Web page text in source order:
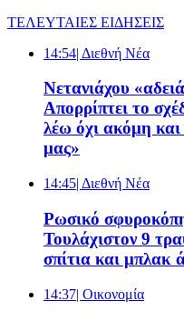
ΤΕΛΕΥΤΑΙΕΣ ΕΙΔΗΣΕΙΣ
14:54| Διεθνή Νέα
Νετανιάχου
Απορρίπτει το
λέω όχι ακόμη και
μας»
14:45| Διεθνή Νέα
Ρωσικό
Τουλάχιστον 9
σπίτια και μπλακ
14:37| Oικονομία